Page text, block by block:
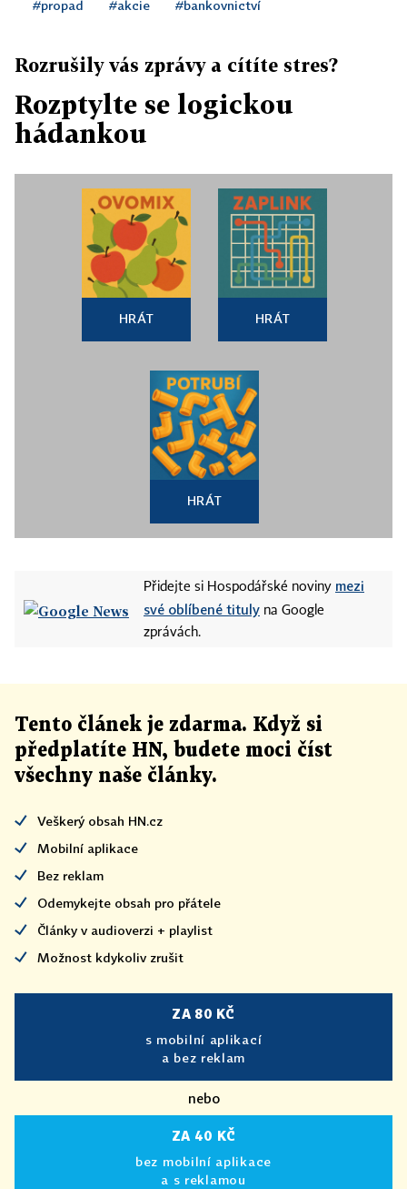
#propad #akcie #bankovnictví
Rozrušily vás zprávy a cítíte stres?
Rozptylte se logickou
hádankou
HRÁT HRÁT
HRÁT
Přidejte si Hospodářské noviny mezi
své oblíbené tituly na Google
zprávách.
Tento článek je zdarma. Když si
předplatíte HN, budete moci číst
všechny naše články.
Veškerý obsah HN.cz
Mobilní aplikace
Bez reklam
Odemykejte obsah pro přátele
Články v audioverzi + playlist
Možnost kdykoliv zrušit
ZA 80 KČ
s mobilní aplikací
a bez reklam
nebo
ZA 40 KČ
bez mobilní aplikace
a s reklamou